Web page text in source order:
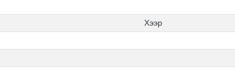
Хээр